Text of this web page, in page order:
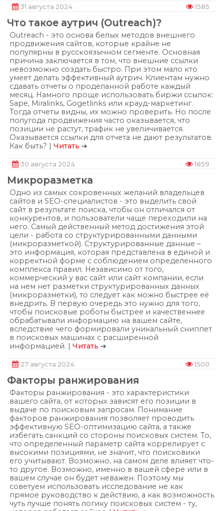
31 августа 2024 1585
Что такое аутрич (Outreach)?
Outreach - это основа белых методов внешнего
продвижения сайтов, которые крайне не
популярны в русскоязычном сегменте. Основная
причина заключается в том, что внешние ссылки
невозможно создать быстро. При этом мало кто
умеет делать эффективный аутрич. Клиентам нужно
сдавать отчеты о проделанной работе каждый
месяц. Намного проще использовать биржи ссылок:
Sape, Miralinks, Gogetlinks или крауд-маркетинг.
Тогда отчеты видны, их можно проверить. Но после
полугода продвижения часто оказывается, что
позиции не растут, трафик не увеличивается.
Оказывается ссылки для отчета не дают результатов.
Как быть? |Читать ➔
30 августа 2024 1859
Микроразметка
Одно из самых сокровенных желаний владельцев
сайтов и SEO-специалистов - это выделить свой
сайт в результате поиска, чтобы он отличался от
конкурентов, и пользователи чаще переходили на
него. Самый действенный метод достижения этой
цели - работа со структурированными данными
(микроразметкой). Структурированные данные –
это информация, которая представлена в единой и
корректной форме с соблюдением определенного
комплекса правил. Независимо от того,
коммерческий у вас сайт или сайт компании, если
на нем нет разметки структурированных данных
(микроразметки), то следует как можно быстрее её
внедрить. В первую очередь это нужно для того,
чтобы поисковые роботы быстрее и качественнее
обрабатывали информацию на вашем сайте,
вследствие чего формировали уникальный сниппет
в поисковых машинах с расширенной
информацией. |Читать ➔
27 августа 2024 1500
Факторы ранжирования
Факторы ранжирования - это характеристики
вашего сайта, от которых зависят его позиции в
выдаче по поисковым запросам. Понимание
факторов ранжирования позволяет проводить
эффективную SEO-оптимизацию сайта, а также
избегать санкций со стороны поисковых систем. То,
что определенный параметр сайта коррелирует с
высокими позициями, не значит, что поисковики
его учитывают. Возможно, на самом деле влияет что-
то другое. Возможно, именно в вашей сфере или в
вашем случае он будет неважен. Поэтому мы
советуем использовать исследование не как
прямое руководство к действию, а как возможность
чуть лучше понять логику поисковых систем - ту,